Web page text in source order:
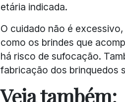
etária indicada.
O cuidado não é
como os brindes que
há risco de sufocação.
fabricação dos brinquedos
Veja também: